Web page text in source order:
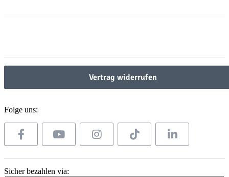
Vertrag widerrufen
Folge uns:
Sicher bezahlen via: